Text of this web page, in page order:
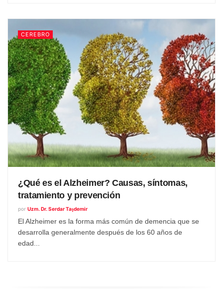
CEREBRO
¿Qué es el Alzheimer? Causas, síntomas,
tratamiento y prevención
por Uzm. Dr. Serdar Taşdemir
El Alzheimer es la forma más común de demencia que se
desarrolla generalmente después de los 60 años de
edad...